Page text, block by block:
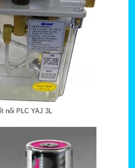
nối PLC YAJ 3L